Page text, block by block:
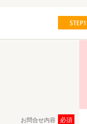
お問合せ内容 必須